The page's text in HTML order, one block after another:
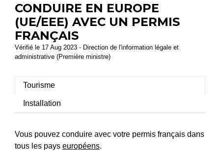
CONDUIRE EN EUROPE
(UE/EEE) AVEC UN PERMIS
FRANÇAIS
Vérifié le 17 Aug 2023 - Direction de l'information légale et
administrative (Première ministre)
Tourisme
Installation
Vous pouvez conduire avec votre permis français dans
tous les pays européens.